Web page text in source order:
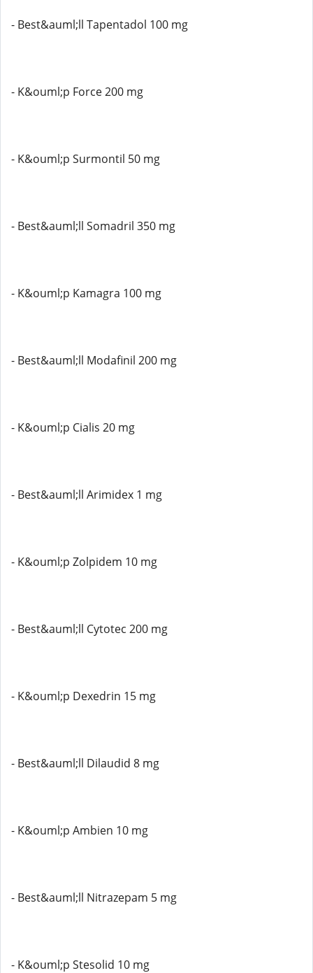
- Best&auml;ll Tapentadol 100 mg
- K&ouml;p Force 200 mg
- K&ouml;p Surmontil 50 mg
- Best&auml;ll Somadril 350 mg
- K&ouml;p Kamagra 100 mg
- Best&auml;ll Modafinil 200 mg
- K&ouml;p Cialis 20 mg
- Best&auml;ll Arimidex 1 mg
- K&ouml;p Zolpidem 10 mg
- Best&auml;ll Cytotec 200 mg
- K&ouml;p Dexedrin 15 mg
- Best&auml;ll Dilaudid 8 mg
- K&ouml;p Ambien 10 mg
- Best&auml;ll Nitrazepam 5 mg
- K&ouml;p Stesolid 10 mg